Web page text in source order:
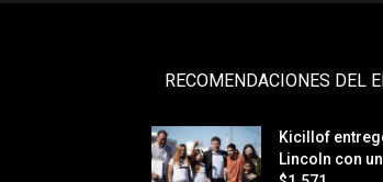
RECOMENDACIONES DEL
Kicillof
Lincoln con